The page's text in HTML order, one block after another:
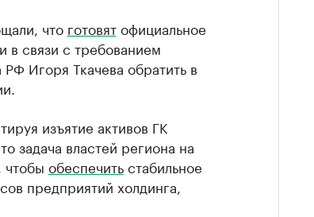
что готовятофициальное
связи с требованием
Игоря Ткачева обратить в
изъятие активов ГК
задача властей региона на
чтобы обеспечитьстабильное
предприятий холдинга,